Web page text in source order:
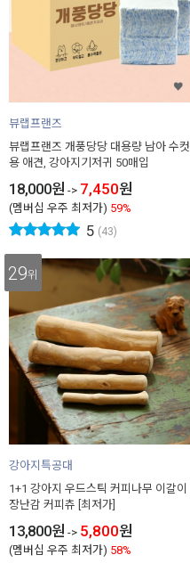
뷰랩프랜즈
뷰랩프랜즈 개풍당당 대용량 남아 수컷
용 애견, 강아지기저귀 50매입
18,000원 -> 7,450원
(멤버십 우주 최저가) 59%
5 (43)
29위
강아지특공대
1+1 강아지 우드스틱 커피나무 이갈이
장난감 커피츄 [최저가]
13,800원 -> 5,800원
(멤버십 우주 최저가) 58%